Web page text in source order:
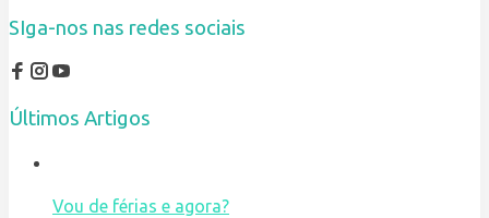
SIga-nos nas redes sociais
Últimos Artigos
Vou de férias e agora?